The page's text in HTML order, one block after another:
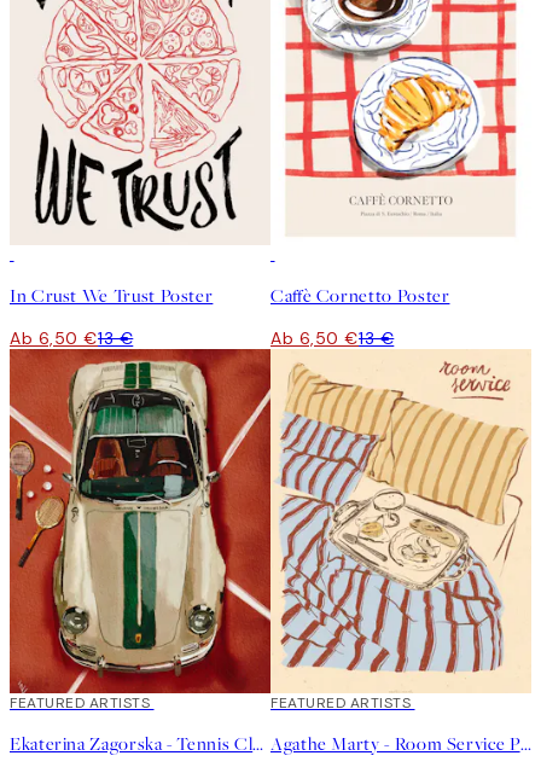
In Crust We Trust Poster
Ab 6,50 €13 €
Caffè Cornetto Poster
Ab 6,50 €13 €
40%*
FEATURED ARTISTS
Ekaterina Zagorska - Tennis Club Poster
40%*
FEATURED ARTISTS
Agathe Marty - Room Service Poster